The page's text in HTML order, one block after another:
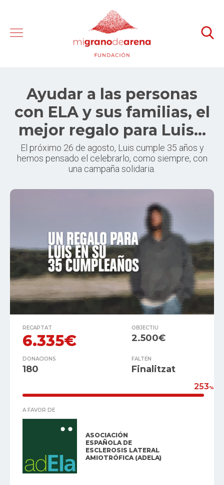
Ayudar a las personas
con ELA y sus familias, el
mejor regalo para Luis...
El próximo 26 de agosto, Luis cumple 35 años y
hemos pensado el celebrarlo, como siempre, con
una campaña solidaria.
RECAPTAT
6.335€
OBJECTIU
2.500€
DONACIONS
180
FALTEN
Finalitzat
253%
A FAVOR DE
ASOCIACIÓN
ESPAÑOLA DE
ESCLEROSIS LATERAL
AMIOTRÓFICA (ADELA)